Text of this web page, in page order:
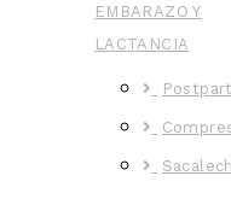
EMBARAZO Y
LACTANCIA